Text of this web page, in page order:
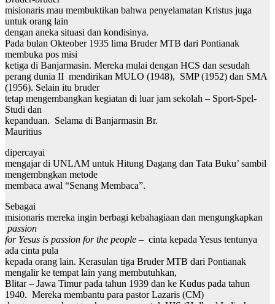
misionaris mau membuktikan bahwa penyelamatan Kristus juga
untuk orang lain
dengan aneka situasi dan kondisinya.
Pada bulan Okteober 1935 lima Bruder MTB dari Pontianak
membuka pos misi
ketiga di Banjarmasin. Mereka mulai dengan HCS dan sesudah
perang dunia II mendirikan MULO (1948), SMP (1952) dan SMA
(1956). Selain itu bruder
tetap mengembangkan kegiatan di luar jam sekolah – Sport-Spel-
Studi dan
kepanduan. Selama di Banjarmasin Br.
Mauritius
dipercayai
mengajar di UNLAM untuk Hitung Dagang dan Tata Buku’ sambil
mengembngkan metode
membaca awal “Senang Membaca”.
Sebagai
misionaris mereka ingin berbagi kebahagiaan dan mengungkapkan
passion
for Yesus is passion for the people – cinta kepada Yesus tentunya
ada cinta pula
kepada orang lain. Kerasulan tiga Bruder MTB dari Pontianak
mengalir ke tempat lain yang membutuhkan,
Blitar – Jawa Timur pada tahun 1939 dan ke Kudus pada tahun
1940. Mereka membantu para pastor Lazaris (CM)